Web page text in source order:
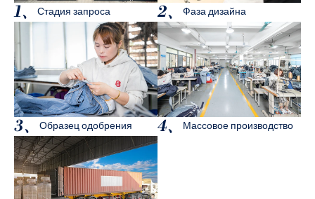
1、 Стадия запроса 2、 Фаза дизайна
3、 Образец одобрения 4、 Массовое производство